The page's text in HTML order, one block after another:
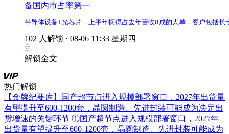
备国内市占率第一
半导体设备+光芯片，上半年摘得占去年营收8成的大单，客户包括
102 人解锁 · 08-06 11:33 星期四
解锁全文
热门解锁
【金牌纪要库】国产超节点进入规模部署窗口，2027年出货量
有望提升至600-1200套，晶圆制造、先进封装可能成为决定出
货增速的关键环节 ①国产超节点进入规模部署窗口，2027年
出货量有望提升至600-1200套，晶圆制造、先进封装可能成为